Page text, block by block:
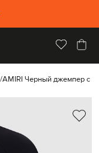
AMIRI Черный джемпер с